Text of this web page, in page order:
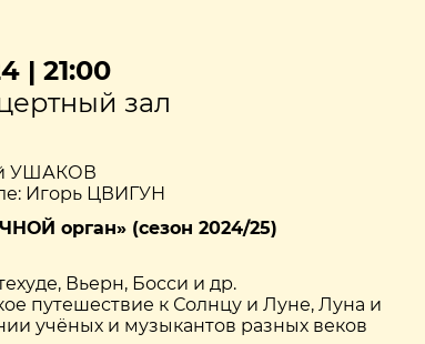
| 21:00
зал
УШАКОВ
Игорь ЦВИГУН
орган» (сезон 2024/25)
Вьерн, Босси и др.
путешествие к Солнцу и Луне, Луна и
учёных и музыкантов разных веков